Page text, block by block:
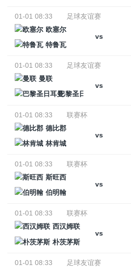
01-01 08:33
足球友谊赛
欧塞尔
vs
特鲁瓦
01-01 08:33
足球友谊赛
曼联
vs
巴黎圣日耳曼
01-01 08:33
联赛杯
德比郡
vs
林肯城
01-01 08:33
联赛杯
斯旺西
vs
伯明翰
01-01 08:33
联赛杯
西汉姆联
vs
朴茨茅斯
01-01 08:33
足球友谊赛